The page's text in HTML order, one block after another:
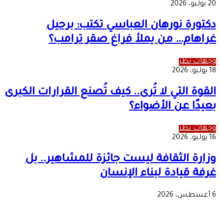
20 يوليو، 2026
دكتورة نورهان العباسي تكتب: برحيل
غراهام… من يملأ فراغ صقر ترامب؟
وجهات نظر
18 يوليو، 2026
القوة التي لا تُرى.. كيف تُصنع القرارات الكبرى
بعيدًا عن الأضواء؟
وجهات نظر
16 يوليو، 2026
وزارة الثقافة ليست جائزة للمشاهير.. بل
غرفة قيادة لبناء الإنسان
6 أغسطس، 2026